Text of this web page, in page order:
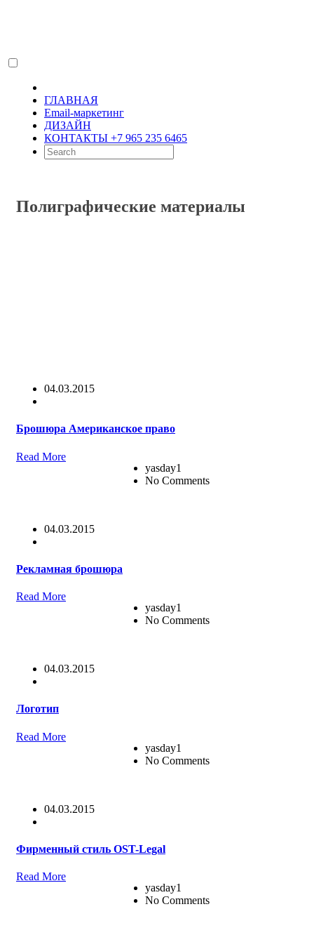
ГЛАВНАЯ
Email-маркетинг
ДИЗАЙН
КОНТАКТЫ +7 965 235 6465
Полиграфические материалы
04.03.2015
Брошюра Американское право
Read More
yasday1
No Comments
04.03.2015
Рекламная брошюра
Read More
yasday1
No Comments
04.03.2015
Логотип
Read More
yasday1
No Comments
04.03.2015
Фирменный стиль OST-Legal
Read More
yasday1
No Comments